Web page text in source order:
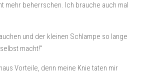
mehr beherrschen. Ich brauche auch mal
und der kleinen Schlampe so lange
macht!”
Vorteile, denn meine Knie taten mir